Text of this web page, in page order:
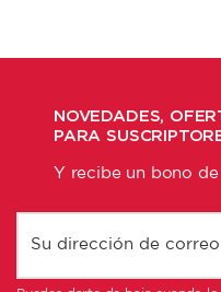
NOVEDADES,
PARA
Y recibe un bono